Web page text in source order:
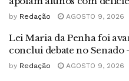
by Redação AGOSTO 9, 2026
Lei Maria da Penha foi
conclui debate no Senado
by Redação AGOSTO 9, 2026